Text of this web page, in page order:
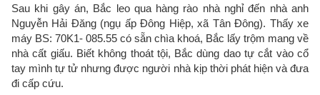
Sau khi gây án, Bắc leo qua hàng rào nhà nghỉ đến nhà anh
Nguyễn Hải Đăng (ngụ ấp Đông Hiệp, xã Tân Đông). Thấy xe
máy BS: 70K1- 085.55 có sẵn chìa khoá, Bắc lấy trộm mang về
nhà cất giấu. Biết không thoát tội, Bắc dùng dao tự cắt vào cổ
tay mình tự tử nhưng được người nhà kịp thời phát hiện và đưa
đi cấp cứu.